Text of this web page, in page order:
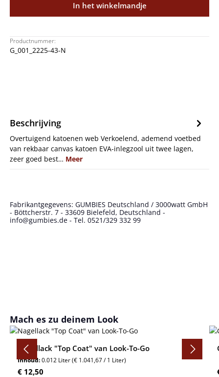
In het winkelmandje
Productnummer:
G_001_2225-43-N
Beschrijving
Overtuigend katoenen web Verkoelend, ademend voetbed
van rekbaar canvas katoen EVA-inlegzool uit twee lagen,
zeer goed best… Meer
Fabrikantgegevens: GUMBIES Deutschland / 3000watt GmbH
- Böttcherstr. 7 - 33609 Bielefeld, Deutschland -
info@gumbies.de - Tel. 0521/329 332 99
Productgalerij overslaan
Mach es zu deinem Look
Nagellack "Top Coat" van Look-To-Go
Inhoud:0.012 Liter(€ 1.041,67 / 1 Liter)
Normale prijs:
€ 12,50